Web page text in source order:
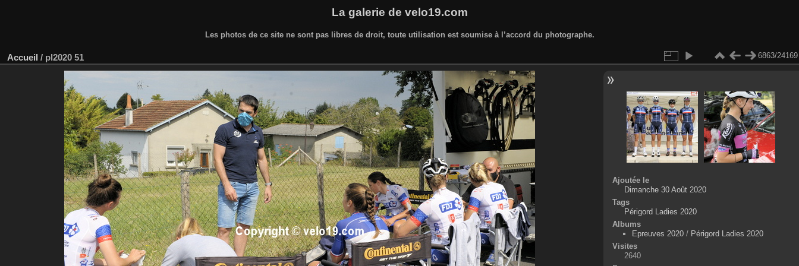
La galerie de velo19.com
Les photos de ce site ne sont pas libres de droit, toute utilisation est soumise à l’accord du photographe.
Accueil / pl2020 51 6863/24169
Ajoutée le
Dimanche 30 Août 2020
Tags
Périgord Ladies 2020
Albums
Epreuves 2020/ Périgord Ladies 2020
Visites
2640